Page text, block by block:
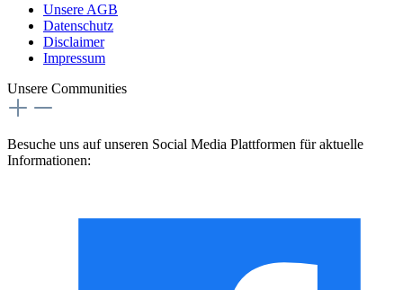
Unsere AGB
Datenschutz
Disclaimer
Impressum
Unsere Communities
Besuche uns auf unseren Social Media Plattformen für aktuelle
Informationen: